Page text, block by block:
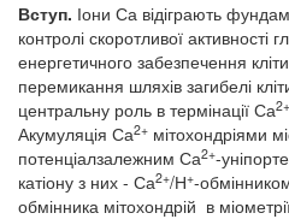
Вступ. Іони Са відіграють
контролі скоротливої активності
енергетичного забезпечення
перемикання шляхів загибелі
центральну роль в термінації Са2+
Акумуляція Са2+ мітохондріями
потенціалзалежним Са2+-
катіону з них - Са2+/Н+-
обмінника мітохондрій в